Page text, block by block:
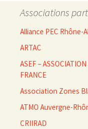
Associations
Alliance PEC Rhône-
ARTAC
ASEF –
FRANCE
Association Zones
ATMO Auvergne-
CRIIRAD